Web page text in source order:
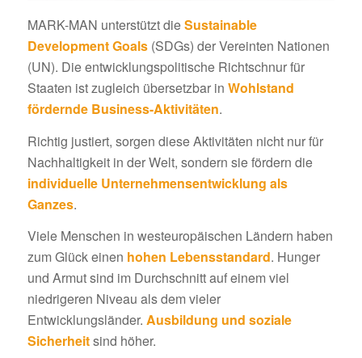
MARK-MAN unterstützt dieSustainable
Development Goals(SDGs) der Vereinten Nationen
(UN). Die entwicklungspolitische Richtschnur für
Staaten ist zugleich übersetzbar in Wohlstand
fördernde Business-Aktivitäten.
Richtig justiert, sorgen diese Aktivitäten nicht nur für
Nachhaltigkeit in der Welt, sondern sie fördern die
individuelle Unternehmensentwicklung als
Ganzes.
Viele Menschen in westeuropäischen Ländern haben
zum Glück einen hohen Lebensstandard. Hunger
und Armut sind im Durchschnitt auf einem viel
niedrigeren Niveau als dem vieler
Entwicklungsländer. Ausbildung und soziale
Sicherheitsind höher.